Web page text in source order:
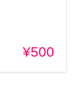
¥500